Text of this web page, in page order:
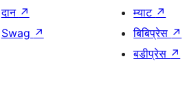
दान ↗
Swag ↗
म्याट ↗
बिबिप्रेस ↗
बडीप्रेस ↗